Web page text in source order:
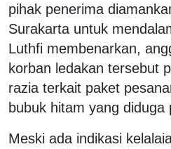
pihak penerima
Surakarta untuk
Luthfi membenarkan,
korban ledakan tersebut
razia terkait paket
bubuk hitam yang diduga
Meski ada indikasi